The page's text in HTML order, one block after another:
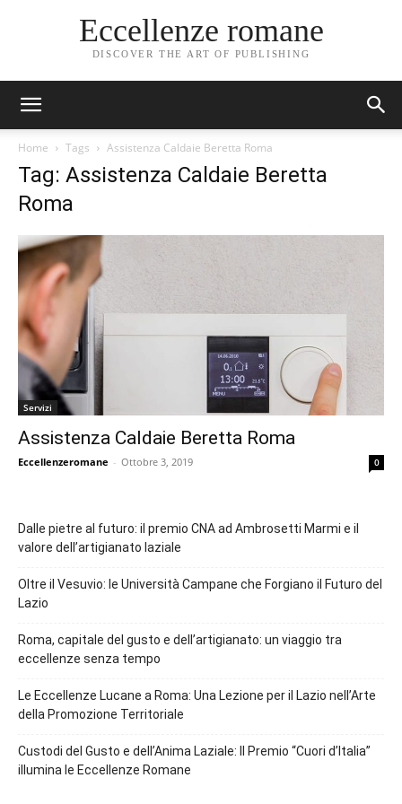
Eccellenze romane
DISCOVER THE ART OF PUBLISHING
Home Tags Assistenza Caldaie Beretta Roma
Tag: Assistenza Caldaie Beretta
Roma
Servizi
Assistenza Caldaie Beretta Roma
Eccellenzeromane - Ottobre 3, 2019 0
Dalle pietre al futuro: il premio CNA ad Ambrosetti Marmi e il
valore dell’artigianato laziale
Oltre il Vesuvio: le Università Campane che Forgiano il Futuro del
Lazio
Roma, capitale del gusto e dell’artigianato: un viaggio tra
eccellenze senza tempo
Le Eccellenze Lucane a Roma: Una Lezione per il Lazio nell’Arte
della Promozione Territoriale
Custodi del Gusto e dell’Anima Laziale: Il Premio “Cuori d’Italia”
illumina le Eccellenze Romane